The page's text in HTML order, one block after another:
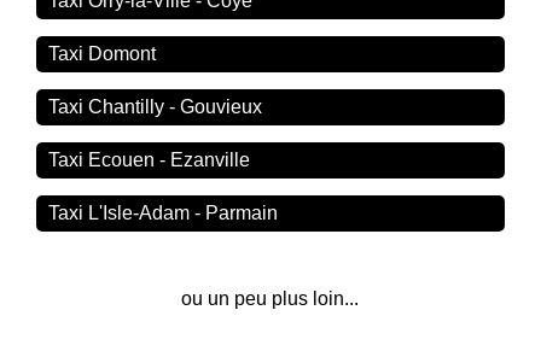
Taxi Domont
Taxi Chantilly - Gouvieux
Taxi Ecouen - Ezanville
Taxi L'Isle-Adam - Parmain
ou un peu plus loin...